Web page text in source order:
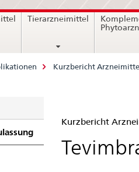
Tierarzneimittel
Kurzbericht
Kurzbericht